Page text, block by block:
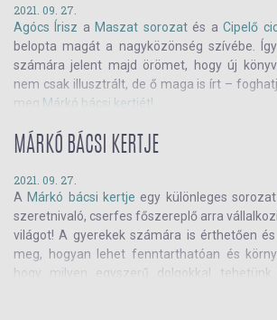
2021. 09. 27.
Agócs Írisz a Maszat sorozatés aCipelő
belopta magát a nagyközönség szívébe.
számára jelent majd örömet, hogy új
nem csak illusztrált, de ő maga is írt –
meg Márkó bácsi kertjét!
MÁRKÓ BÁCSI KERTJE
2021. 09. 27.
A Márkó bácsi kertje egy különleges
szeretnivaló, cserfes főszereplő arra
világot! A gyerekek számára is érthetően
meg, hogyan lehet fenntarthatóan és
hogy milyen egyszerű dolgokkal